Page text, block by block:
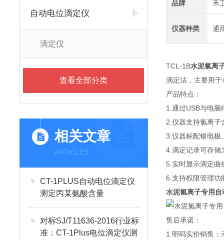
自动电位滴定仪
滴定仪
查看全部分类
相关文章
ARTICLES
CT-1PLUS自动电位滴定仪
测定丙某氨酸含量
对标SJ/T11636-2016行业标
准：CT-1Plus电位滴定仪测
品牌 禾
仪器种类 通
TCL-1B水泥氯离
滴定法，主要用
产品特点：
1.通过USB与电
2.仪器支持氯离子
3.仪器标配银电极
4.滴定记录可存储
5.实时显示滴定曲
6.支持权限管理功
水泥氯离子专用
售后承诺：
1.明码实价销售：